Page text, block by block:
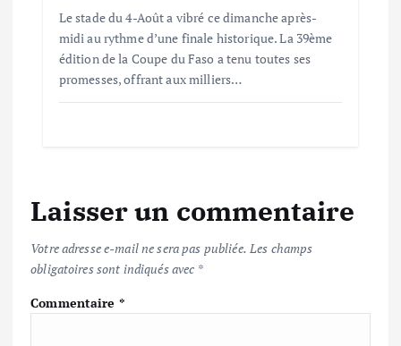
Le stade du 4-Août a vibré ce dimanche après-
midi au rythme d’une finale historique. La 39ème
édition de la Coupe du Faso a tenu toutes ses
promesses, offrant aux milliers…
Laisser un commentaire
Votre adresse e-mail ne sera pas publiée. Les champs
obligatoires sont indiqués avec *
Commentaire *